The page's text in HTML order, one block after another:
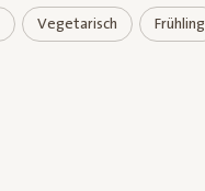
Vegetarisch Frühling